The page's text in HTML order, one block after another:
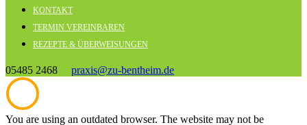
KONTAKT
TERMIN VEREINBAREN
REZEPTE & ÜBERWEISUNGEN
05485 2468 praxis@zu-bentheim.de
You are using an outdated browser. The website may not be